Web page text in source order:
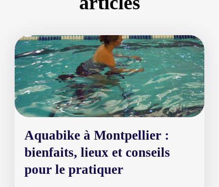
Aquabike à Montpellier :
bienfaits, lieux et conseils
pour le pratiquer
PagePagePagePagePage